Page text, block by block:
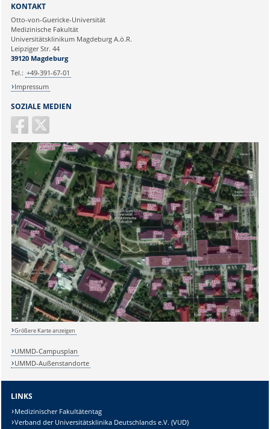
Ihre E-Mailadresse:
Ihr Anliegen:
SOZIALE MEDIEN
KONTAKT
Otto-von-Guericke-Universität
Medizinische Fakultät
Universitätsklinikum Magdeburg A.ö.R.
Leipziger Str. 44
39120 Magdeburg
Tel.: +49-391-67-01
Impressum
Größere Karte anzeigen
UMMD-Campusplan
UMMD-Außenstandorte
LINKS
Medizinischer Fakultätentag
Verband der Universitätsklinika Deutschlands e.V. (VUD)